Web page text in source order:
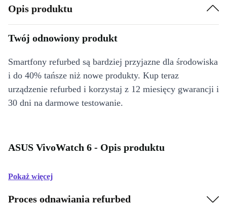
Opis produktu
Twój odnowiony produkt
Smartfony refurbed są bardziej przyjazne dla środowiska
i do 40% tańsze niż nowe produkty. Kup teraz
urządzenie refurbed i korzystaj z 12 miesięcy gwarancji i
30 dni na darmowe testowanie.
ASUS VivoWatch 6 - Opis produktu
Pokaż więcej
Proces odnawiania refurbed